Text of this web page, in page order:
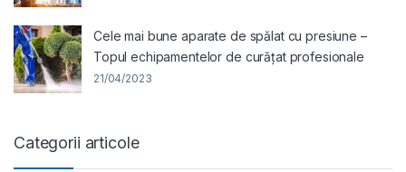
Cele mai bune aparate de spălat cu presiune –
Topul echipamentelor de curățat profesionale
21/04/2023
Categorii articole